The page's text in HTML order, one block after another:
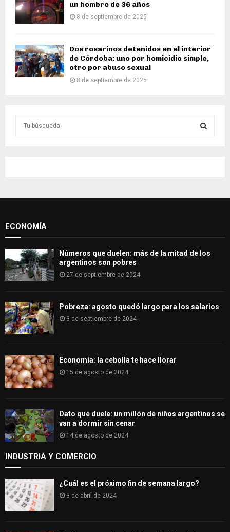
un hombre de 36 años
8 de septiembre de 2025
Dos rosarinos detenidos en el interior
de Córdoba: uno por homicidio simple,
otro por abuso sexual
8 de septiembre de 2025
o
H
ECONOMÍA
Números que duelen: más de la mitad de los
argentinos son pobres
27 de septiembre de 2024
Pobreza: agosto quedó largo para los salarios
3 de septiembre de 2024
Economía: la cebolla te hace llorar
15 de agosto de 2024
Dato que duele: un millón de niños argentinos se
van a dormir sin cenar
14 de agosto de 2024
INDUSTRIA Y COMERCIO
¿Cuál es el próximo fin de semana largo?
3 de abril de 2024